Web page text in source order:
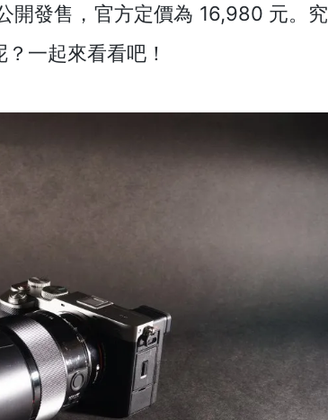
開發售，官方定價為 16,980 元。究
一起來看看吧！